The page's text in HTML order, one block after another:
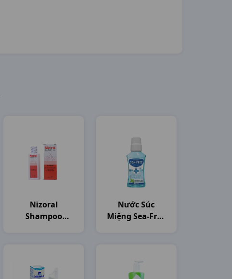
Nizoral
Shampoo
Nước Súc
Miệng Sea-Free